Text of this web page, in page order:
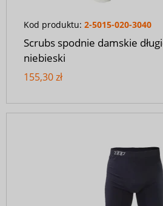
Kod produktu: 2-5015-020-3040
Scrubs spodnie damskie
niebieski
155,30 zł